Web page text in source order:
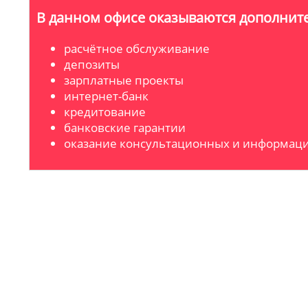
В данном офисе оказываются
расчётное обслуживание
депозиты
зарплатные проекты
интернет-банк
кредитование
банковские гарантии
оказание консультационных и